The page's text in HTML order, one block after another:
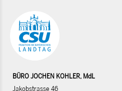
BÜRO JOCHEN KOHLER, MdL
Jakobstrasse 46